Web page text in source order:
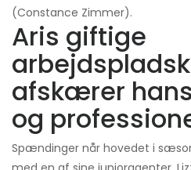
(Constance Zimmer).
Aris giftige
afskærer
og
Spændinger når hovedet i